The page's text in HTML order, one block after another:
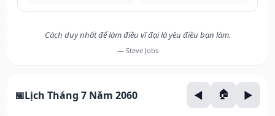
Cách duy nhất để làm điều vĩ đại là yêu điều bạn làm.
— Steve Jobs
Lịch Tháng 7 Năm 2060